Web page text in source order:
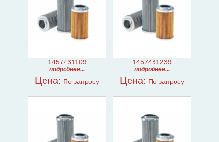
1457431109
подробнее...
Цена: По запросу
1457431239
подробнее...
Цена: По запросу